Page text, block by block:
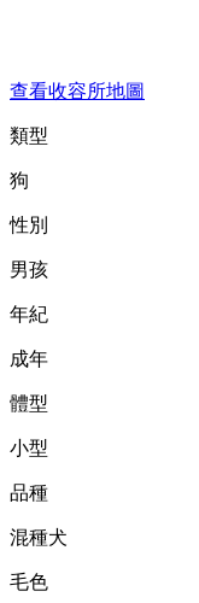
查看收容所地圖
類型
狗
性別
男孩
年紀
成年
體型
小型
品種
混種犬
毛色